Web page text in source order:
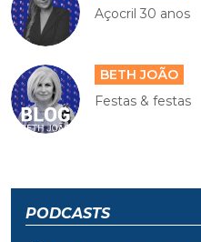
Açocril 30 anos
BETH JOÃO
Festas & festas
PODCASTS